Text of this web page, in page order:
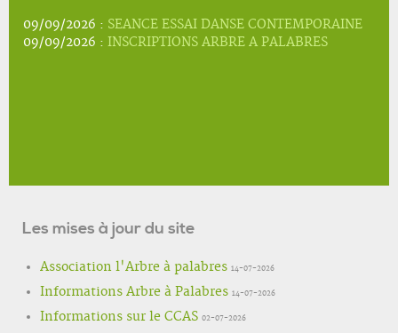
09/09/2026 : SEANCE ESSAI DANSE CONTEMPORAINE
09/09/2026 : INSCRIPTIONS ARBRE A PALABRES
Les mises à jour du site
Association l'Arbre à palabres 14-07-2026
Informations Arbre à Palabres 14-07-2026
Informations sur le CCAS 02-07-2026